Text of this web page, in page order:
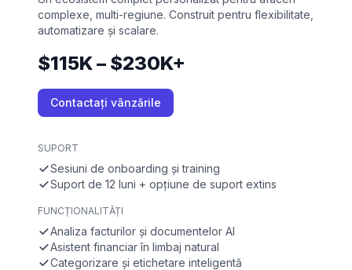
complexe, multi-regiune. Construit pentru flexibilitate,
automatizare și scalare.
$115K – $230K+
Contactați vânzările
SUPORT
Sesiuni de onboarding și training
Suport de 12 luni + opțiune de suport extins
FUNCȚIONALITĂȚI
Analiza facturilor și documentelor AI
Asistent financiar în limbaj natural
Categorizare și etichetare inteligentă